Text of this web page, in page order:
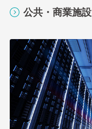
公共・商業施設